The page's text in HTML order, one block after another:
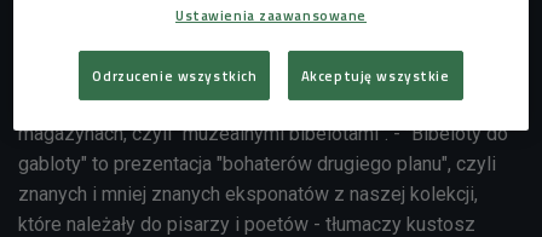
Foto: Shutterstock/dom. publiczna/ Autorstwa Protasov AN
W roku jubileuszowym, z okazji 65 lat działania, Muzeum
Literatury postanowiło podzielić się tym, co ma w swoich
magazynach, czyli "muzealnymi bibelotami". - "Bibeloty do
gabloty" to prezentacja "bohaterów drugiego planu", czyli
znanych i mniej znanych eksponatów z naszej kolekcji,
które należały do pisarzy i poetów - tłumaczy kustosz
Ustawienia zaawansowane
Odrzucenie wszystkich Akceptuję wszystkie